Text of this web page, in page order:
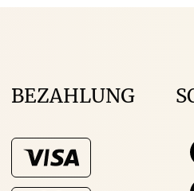
BEZAHLUNG